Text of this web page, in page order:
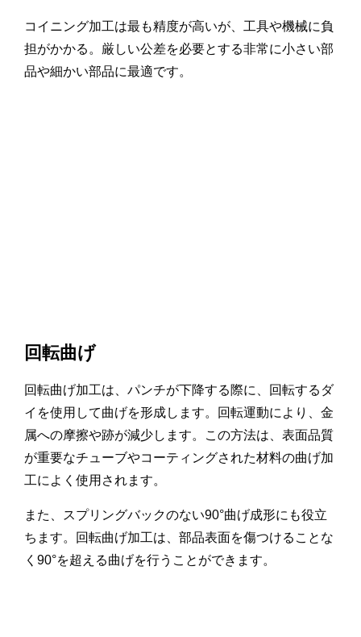
コイニング加工は最も精度が高いが、工具や機械に負
担がかかる。厳しい公差を必要とする非常に小さい部
品や細かい部品に最適です。
回転曲げ
回転曲げ加工は、パンチが下降する際に、回転するダ
イを使用して曲げを形成します。回転運動により、金
属への摩擦や跡が減少します。この方法は、表面品質
が重要なチューブやコーティングされた材料の曲げ加
工によく使用されます。
また、スプリングバックのない90°曲げ成形にも役立
ちます。回転曲げ加工は、部品表面を傷つけることな
く90°を超える曲げを行うことができます。